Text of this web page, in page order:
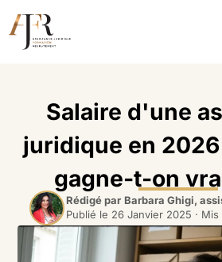
Salaire d'une
juridique en
gagne-t-on
Rédigé par Barbara Ghigi,
Publié le 26 Janvier 2025 ·